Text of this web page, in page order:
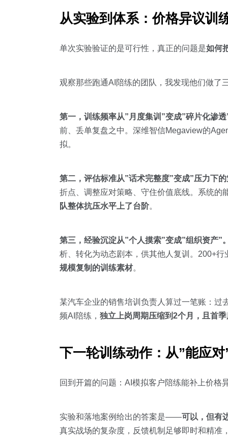
从实验到体系：价格异议训
单次实验验证的是可行性，真正的问题是如何
观察那些跑通AI陪练的团队，我发现他们做了
第一，训练频率从”月度集训”变成”碎片化渗透
前、丢单复盘之中。深维智信Megaview的
拟。
第二，评估标准从”话术完整度”变成”压力下
折点、调整应对策略、守住价值底线。系统
队整体抗压水平上了台阶。
第三，经验沉淀从”个人摸索”变成”组织资产”
析、转化为动态剧本，供其他人复训。200+
规模复制的训练素材。
某汽车企业的销售培训负责人算过一笔账：过
频AI陪练， 独立上岗周期压缩到2个月，且首
下一轮训练动作：从”能应
回到开篇的问题：AI模拟客户陪练能补上价格
实验和落地案例给出的答案是——可以，但有
真实战场的复杂度，反馈机制足够即时和精准